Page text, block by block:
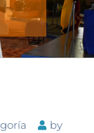
by